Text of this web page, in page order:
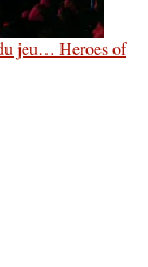
jeu… Heroes of